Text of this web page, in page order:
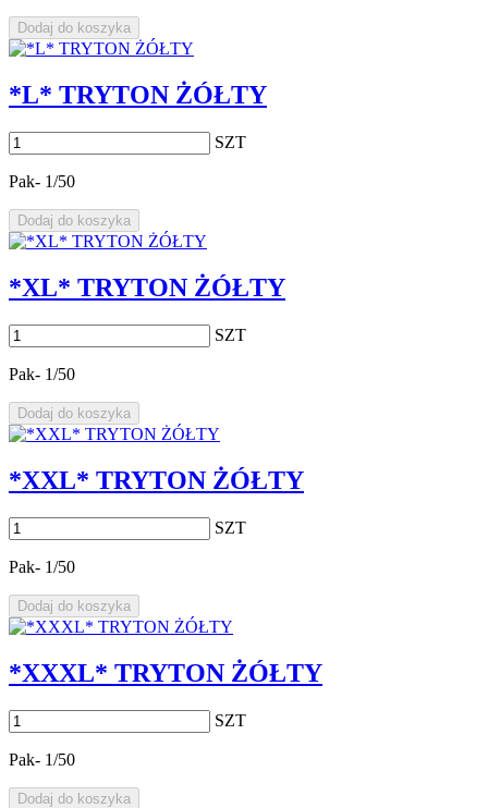
Dodaj do koszyka
*L* TRYTON ŻÓŁTY
SZT
Pak- 1/50
Dodaj do koszyka
*XL* TRYTON ŻÓŁTY
SZT
Pak- 1/50
Dodaj do koszyka
*XXL* TRYTON ŻÓŁTY
SZT
Pak- 1/50
Dodaj do koszyka
*XXXL* TRYTON ŻÓŁTY
SZT
Pak- 1/50
Dodaj do koszyka